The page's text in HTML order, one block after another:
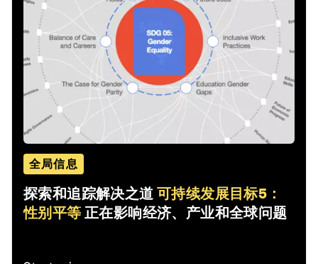
全局信息
探索和追踪解决之道可持续发展目标5：
性别平等 正在影响经济、产业和全球问题